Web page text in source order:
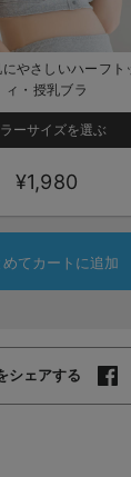
やさしいハーフト
ィ・授乳ブラ
ーサイズを選ぶ
¥1,980
めてカートに追加
シェアする